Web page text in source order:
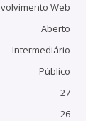
Web
Aberto
Intermediário
Público
27
26